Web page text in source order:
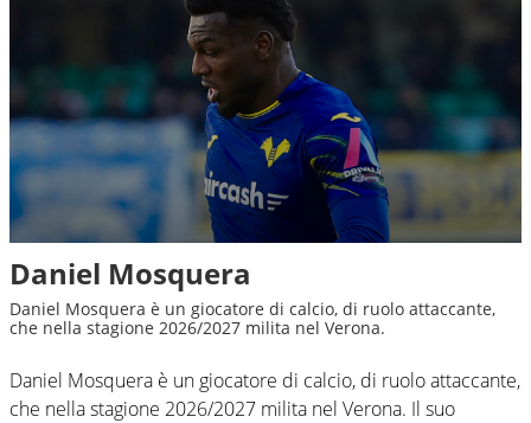
Daniel Mosquera
Daniel Mosquera è un giocatore di calcio, di ruolo attaccante,
che nella stagione 2026/2027 milita nel Verona.
Daniel Mosquera è un giocatore di calcio, di ruolo attaccante,
che nella stagione 2026/2027 milita nel Verona. Il suo